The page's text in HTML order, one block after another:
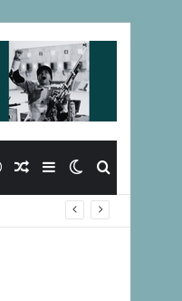
Buscar
Switch
skin
Barra
Lateral
Artículo
Aleatorio
Iniciar